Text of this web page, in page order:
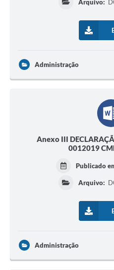
Arquivo:
Administração
Anexo III
0012019
Publicado
Arquivo:
Administração